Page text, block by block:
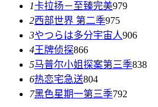
1卡拉扬－至臻完美979
2西部世界 第二季975
3やつらは多分宇宙人906
4王牌侦探866
5马普尔小姐探案第三季838
6热恋宅急送804
7黑色星期一第三季792